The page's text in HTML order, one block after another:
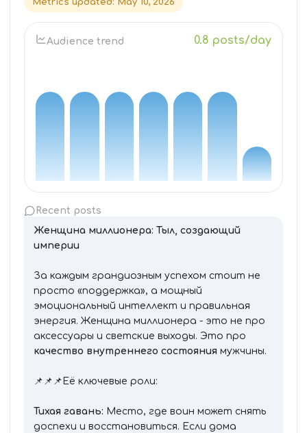
Metrics updated: May 10, 2026
Audience trend 0.8 posts/day
Recent posts
Женщина миллионера: Тыл, создающий
империи
За каждым грандиозным успехом стоит не
просто «поддержка», а мощный
эмоциональный интеллект и правильная
энергия. Женщина миллионера - это не про
аксессуары и светские выходы. Это про
качество внутреннего состояния мужчины.
📌📌📌Её ключевые роли:
Тихая гавань: Место, где воин может снять
доспехи и восстановиться. Если дома